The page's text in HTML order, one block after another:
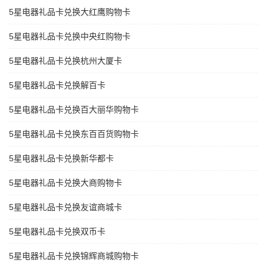
5星电器礼品卡兑换大红鹰购物卡
5星电器礼品卡兑换中央红购物卡
5星电器礼品卡兑换杭州大厦卡
5星电器礼品卡兑换解百卡
5星电器礼品卡兑换百大丽华购物卡
5星电器礼品卡兑换东百百货购物卡
5星电器礼品卡兑换新华都卡
5星电器礼品卡兑换大商购物卡
5星电器礼品卡兑换友谊商城卡
5星电器礼品卡兑换双币卡
5星电器礼品卡兑换锦辉商城购物卡